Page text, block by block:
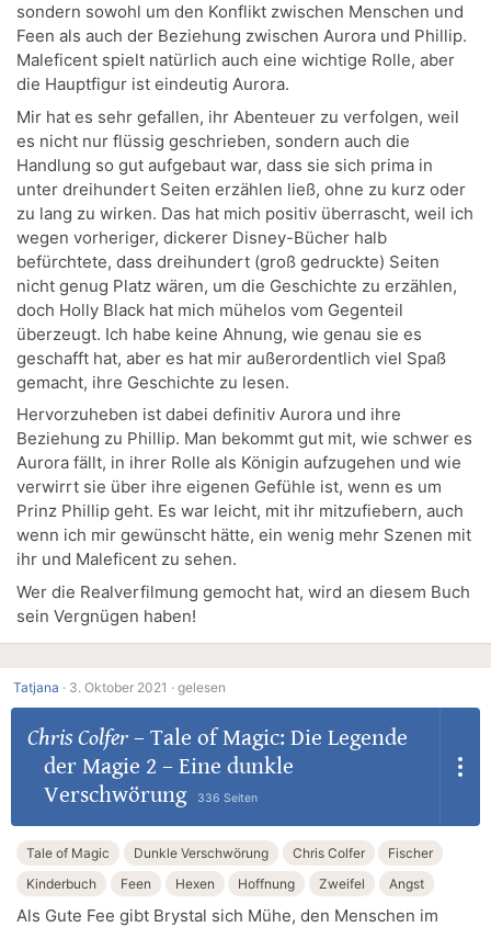
sondern sowohl um den Konflikt zwischen Menschen und
Feen als auch der Beziehung zwischen Aurora und Phillip.
Maleficent spielt natürlich auch eine wichtige Rolle, aber
die Hauptfigur ist eindeutig Aurora.
Mir hat es sehr gefallen, ihr Abenteuer zu verfolgen, weil
es nicht nur flüssig geschrieben, sondern auch die
Handlung so gut aufgebaut war, dass sie sich prima in
unter dreihundert Seiten erzählen ließ, ohne zu kurz oder
zu lang zu wirken. Das hat mich positiv überrascht, weil ich
wegen vorheriger, dickerer Disney-Bücher halb
befürchtete, dass dreihundert (groß gedruckte) Seiten
nicht genug Platz wären, um die Geschichte zu erzählen,
doch Holly Black hat mich mühelos vom Gegenteil
überzeugt. Ich habe keine Ahnung, wie genau sie es
geschafft hat, aber es hat mir außerordentlich viel Spaß
gemacht, ihre Geschichte zu lesen.
Hervorzuheben ist dabei definitiv Aurora und ihre
Beziehung zu Phillip. Man bekommt gut mit, wie schwer es
Aurora fällt, in ihrer Rolle als Königin aufzugehen und wie
verwirrt sie über ihre eigenen Gefühle ist, wenn es um
Prinz Phillip geht. Es war leicht, mit ihr mitzufiebern, auch
wenn ich mir gewünscht hätte, ein wenig mehr Szenen mit
ihr und Maleficent zu sehen.
Wer die Realverfilmung gemocht hat, wird an diesem Buch
sein Vergnügen haben!
Tatjana · 3. Oktober 2021 · gelesen
Chris Colfer– Tale of Magic: Die Legende
der Magie 2 – Eine dunkle
Verschwörung
336 Seiten
Tale of Magic Dunkle Verschwörung Chris Colfer
Fischer
Kinderbuch
Feen Hexen Hoffnung Zweifel Angst
Als Gute Fee gibt Brystal sich Mühe, den Menschen im